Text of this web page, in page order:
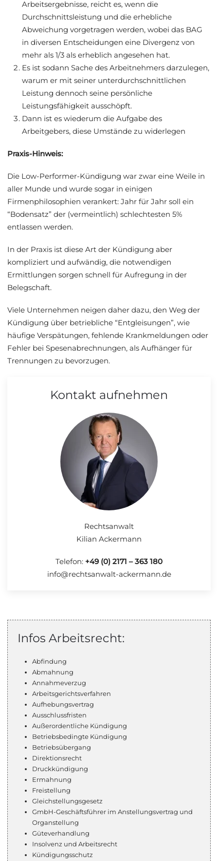
Arbeitsergebnisse, reicht es, wenn die
Durchschnittsleistung und die erhebliche
Abweichung vorgetragen werden, wobei das BAG
in diversen Entscheidungen eine Divergenz von
mehr als 1/3 als erheblich angesehen hat.
Es ist sodann Sache des Arbeitnehmers darzulegen,
warum er mit seiner unterdurchschnittlichen
Leistung dennoch seine persönliche
Leistungsfähigkeit ausschöpft.
Dann ist es wiederum die Aufgabe des
Arbeitgebers, diese Umstände zu widerlegen
Praxis-Hinweis:
Die Low-Performer-Kündigung war zwar eine Weile in
aller Munde und wurde sogar in einigen
Firmenphilosophien verankert: Jahr für Jahr soll ein
“Bodensatz” der (vermeintlich) schlechtesten 5%
entlassen werden.
In der Praxis ist diese Art der Kündigung aber
kompliziert und aufwändig, die notwendigen
Ermittlungen sorgen schnell für Aufregung in der
Belegschaft.
Viele Unternehmen neigen daher dazu, den Weg der
Kündigung über betriebliche “Entgleisungen”, wie
häufige Verspätungen, fehlende Krankmeldungen oder
Fehler bei Spesenabrechnungen, als Aufhänger für
Trennungen zu bevorzugen.
Kontakt aufnehmen
Rechtsanwalt
Kilian Ackermann
Telefon: +49 (0) 2171 – 363 180
info@rechtsanwalt-ackermann.de
Infos Arbeitsrecht:
Abfindung
Abmahnung
Annahmeverzug
Arbeitsgerichtsverfahren
Aufhebungsvertrag
Ausschlussfristen
Außerordentliche Kündigung
Betriebsbedingte Kündigung
Betriebsübergang
Direktionsrecht
Druckkündigung
Ermahnung
Freistellung
Gleichstellungsgesetz
GmbH-Geschäftsführer im Anstellungsvertrag und
Organstellung
Güteverhandlung
Insolvenz und Arbeitsrecht
Kündigungsschutz